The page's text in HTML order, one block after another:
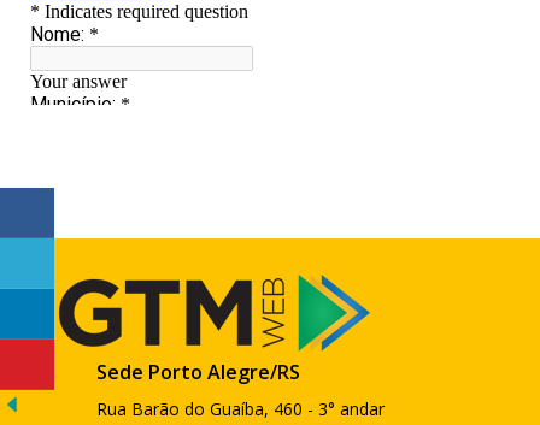
Sede Porto Alegre/RS
Rua Barão do Guaíba, 460 - 3° andar